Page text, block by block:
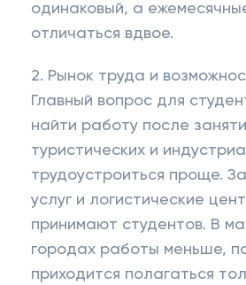
одинаковый, а
отличаться вдвое.
2. Рынок труда и
Главный вопрос для
найти работу после
туристических и
трудоустроиться проще.
услуг и логистические
принимают студентов. В
городах работы меньше,
приходится полагаться